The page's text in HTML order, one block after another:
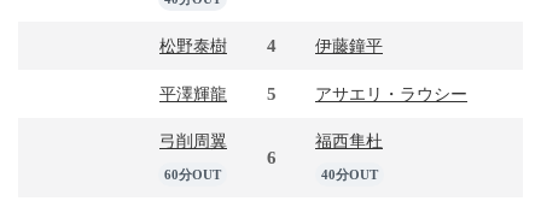
松野泰樹 4 伊藤鐘平
平澤輝龍 5 アサエリ・ラウシー
弓削周翼
60分OUT
6
福西隼杜
40分OUT